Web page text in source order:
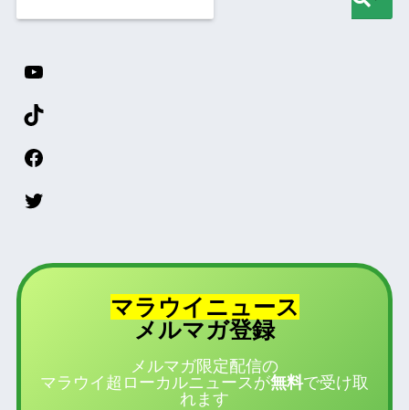
マラウイニュース
メルマガ登録
メルマガ限定配信の
マラウイ超ローカルニュースが無料で受け取
れます